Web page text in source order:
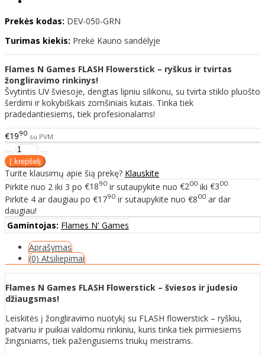
Prekės kodas: DEV-050-GRN
Turimas kiekis: Prekė Kauno sandėlyje
Flames N Games FLASH Flowerstick – ryškus ir tvirtas
žongliravimo rinkinys!
Švytintis UV šviesoje, dengtas lipniu silikonu, su tvirta stiklo pluošto
šerdimi ir kokybiškais zomšiniais kutais. Tinka tiek
pradedantiesiems, tiek profesionalams!
€1990 su PVM
Turite klausimų apie šią prekę? Klauskite
Pirkite nuo 2 iki 3 po €1890 ir sutaupykite nuo €200 iki €300
Pirkite 4 ar daugiau po €1790 ir sutaupykite nuo €800 ar dar
daugiau!
Gamintojas: Flames N' Games
Aprašymas
(0) Atsiliepimai
Flames N Games FLASH Flowerstick – šviesos ir judesio
džiaugsmas!
Leiskitės į žongliravimo nuotykį su FLASH flowerstick – ryškiu,
patvariu ir puikiai valdomu rinkiniu, kuris tinka tiek pirmiesiems
žingsniams, tiek pažengusiems triukų meistrams.